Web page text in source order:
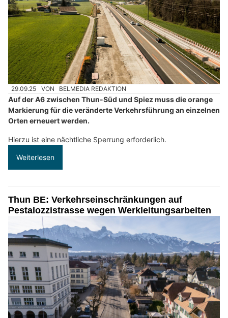
29.09.25 VON BELMEDIA REDAKTION
Auf der A6 zwischen Thun-Süd und Spiez muss die orange
Markierung für die veränderte Verkehrsführung an einzelnen
Orten erneuert werden.
Hierzu ist eine nächtliche Sperrung erforderlich.
Weiterlesen
Thun BE: Verkehrseinschränkungen auf
Pestalozzistrasse wegen Werkleitungsarbeiten